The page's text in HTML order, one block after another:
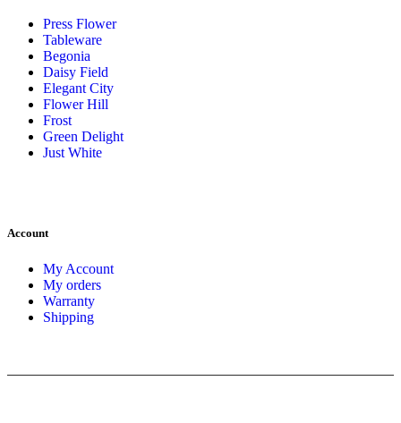
Press Flower
Tableware
Begonia
Daisy Field
Elegant City
Flower Hill
Frost
Green Delight
Just White
Account
My Account
My orders
Warranty
Shipping